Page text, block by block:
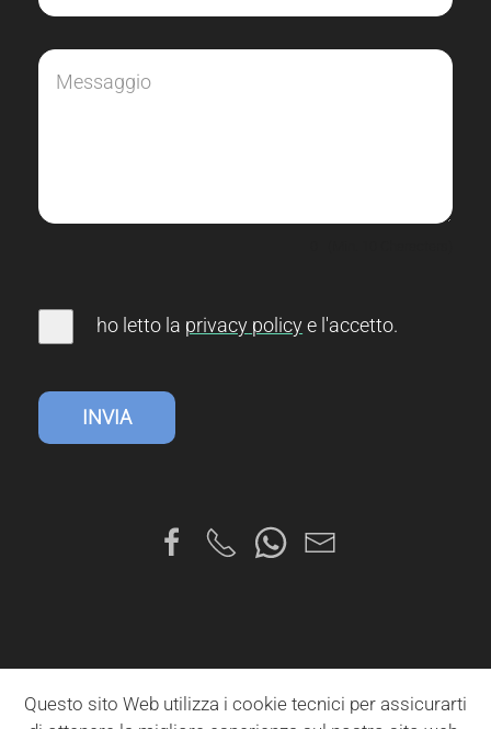
ho letto la privacy policye l'accetto.
INVIA
Questo sito Web utilizza i cookie tecnici per assicurarti